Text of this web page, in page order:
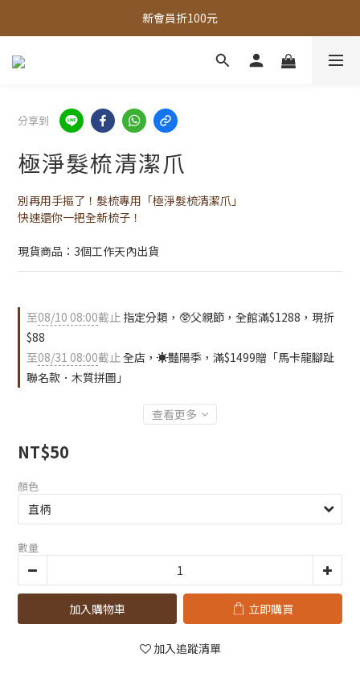
全館，滿888超取免運｜滿1500宅配免運
全館現貨商品，3個工作天內出貨
全館，滿888超取免運｜滿1500宅配免運
分享到
極淨髮梳清潔爪
別再用手摳了！髮梳專用「極淨髮梳清潔爪」
快速還你一把全新梳子！
現貨商品：3個工作天內出貨
至08/10 08:00截止 指定分類，🥸父親節，全館滿$1288，現折
$88
至08/31 08:00截止全店，☀️豔陽季，滿$1499贈「馬卡龍腳趾
聯名款．木質拼圖」
查看更多
NT$50
顏色
數量
加入購物車 立即購買
加入追蹤清單